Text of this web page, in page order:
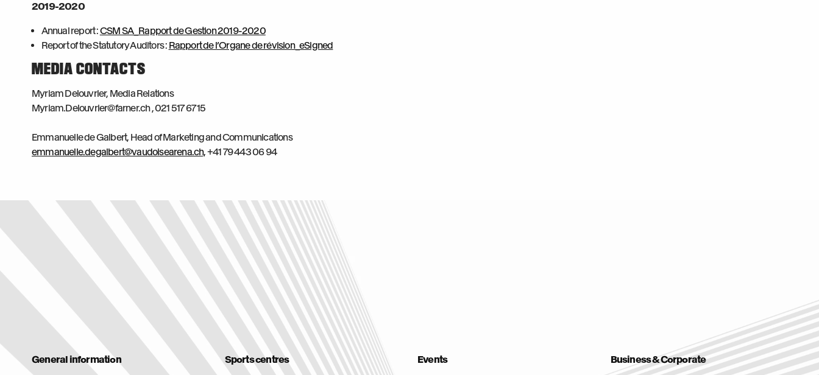
2019-2020
Annual report :CSM SA_Rapport de Gestion 2019-2020
Report of the Statutory Auditors : Rapport de l’Organe de révision_eSigned
MEDIA CONTACTS
Myriam Delouvrier, Media Relations
Myriam.Delouvrier@farner.ch , 021 517 67 15
Emmanuelle de Galbert, Head of Marketing and Communications
emmanuelle.degalbert@vaudoisearena.ch,+41 79 443 06 94
General information Sports centres Events Business & Corporate